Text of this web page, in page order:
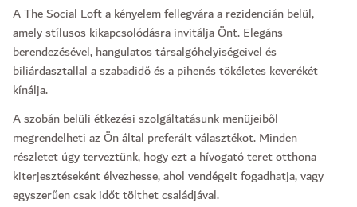
A The Social Loft a kényelem fellegvára a rezidencián belül,
amely stílusos kikapcsolódásra invitálja Önt. Elegáns
berendezésével, hangulatos társalgóhelyiségeivel és
biliárdasztallal a szabadidő és a pihenés tökéletes keverékét
kínálja.
A szobán belüli étkezési szolgáltatásunk menüjeiből
megrendelheti az Ön által preferált választékot. Minden
részletet úgy terveztünk, hogy ezt a hívogató teret otthona
kiterjesztéseként élvezhesse, ahol vendégeit fogadhatja, vagy
egyszerűen csak időt tölthet családjával.